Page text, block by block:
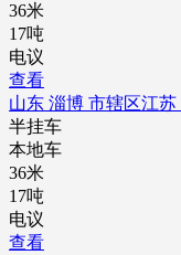
36米
17吨
电议
查看
山东 淄博 市辖区江苏
半挂车
本地车
36米
17吨
电议
查看